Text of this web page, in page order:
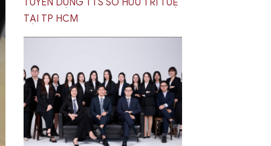
TẠI TP HCM